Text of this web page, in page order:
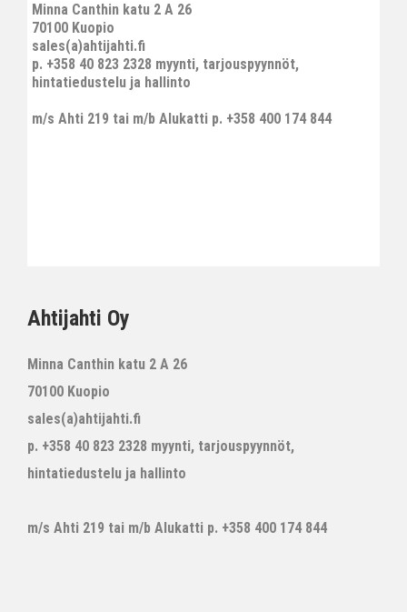
Minna Canthin katu 2 A 26
70100 Kuopio
sales(a)ahtijahti.fi
p. +358 40 823 2328 myynti, tarjouspyynnöt,
hintatiedustelu ja hallinto
m/s Ahti 219 tai m/b Alukatti p. +358 400 174 844
Ahtijahti Oy
Minna Canthin katu 2 A 26
70100 Kuopio
sales(a)ahtijahti.fi
p. +358 40 823 2328 myynti, tarjouspyynnöt,
hintatiedustelu ja hallinto
m/s Ahti 219 tai m/b Alukatti p. +358 400 174 844